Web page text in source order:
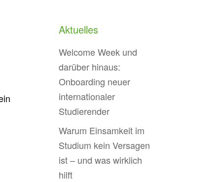
Aktuelles
Welcome Week und
darüber hinaus:
Onboarding neuer
internationaler
Studierender
Warum Einsamkeit im
Studium kein Versagen
ist – und was wirklich
hilft